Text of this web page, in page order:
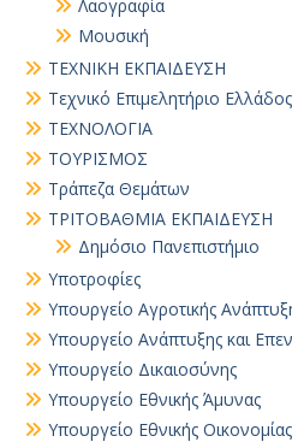
Λαογραφία
Μουσική
ΤΕΧΝΙΚΗ ΕΚΠΑΙΔΕΥΣΗ
Τεχνικό Επιμελητήριο Ελλάδος
ΤΕΧΝΟΛΟΓΙΑ
ΤΟΥΡΙΣΜΟΣ
Τράπεζα Θεμάτων
ΤΡΙΤΟΒΑΘΜΙΑ ΕΚΠΑΙΔΕΥΣΗ
Δημόσιο Πανεπιστήμιο
Υποτροφίες
Υπουργείο Αγροτικής
Υπουργείο Ανάπτυξης και
Υπουργείο Δικαιοσύνης
Υπουργείο Εθνικής Άμυνας
Υπουργείο Εθνικής